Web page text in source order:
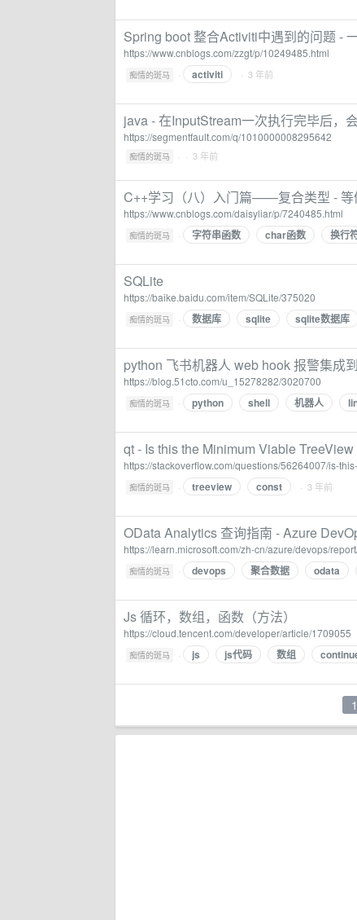
Spring boot 整合Activiti中遇到的问题 -
https://www.cnblogs.com/zzgt/p/10249485.html
痴情的斑马 · activiti · 3 年前
java - 在InputStream一次执行完毕后，
https://segmentfault.com/q/1010000008295642
痴情的斑马 · · 3 年前
C++学习（八）入门篇——复合类型 - 等
https://www.cnblogs.com/daisyliar/p/7240485.html
痴情的斑马 · 字符串函数 char函数 换行
SQLite
https://baike.baidu.com/item/SQLite/375020
痴情的斑马 · 数据库 sqlite sqlite数据库
python 飞书机器人 web hook 报警集成
https://blog.51cto.com/u_15278282/3020700
痴情的斑马 · python shell 机器人
qt - Is this the Minimum Viable
https://stackoverflow.com/questions/56264007/is-
痴情的斑马 · treeview const · 3 年前
OData Analytics 查询指南 - Azure
https://learn.microsoft.com/zh-cn/azure/devops/
痴情的斑马 · devops 聚合数据 odata
Js 循环，数组，函数（方法）
https://cloud.tencent.com/developer/article/1709055
痴情的斑马 · js js代码 数组
1